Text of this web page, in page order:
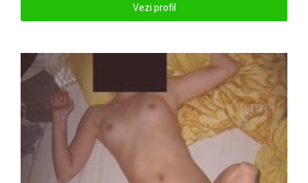
Vezi profil